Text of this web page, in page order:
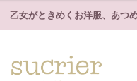
乙女がときめくお洋服、あつ